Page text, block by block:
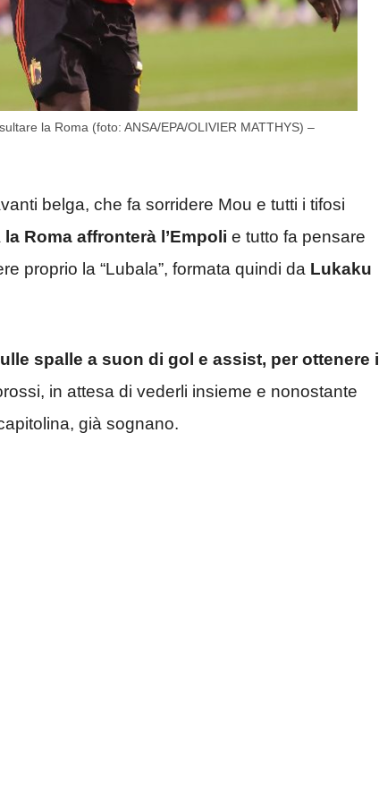
la Roma (foto: ANSA/EPA/OLIVIER MATTHYS) –
belga, che fa sorridere Mou e tutti i tifosi
la Roma affronterà l’Empoli e tutto fa pensare
proprio la “Lubala”, formata quindi da Lukaku
spalle a suon di gol e assist, per ottenere i
in attesa di vederli insieme e nonostante
già sognano.